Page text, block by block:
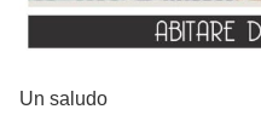
Un saludo